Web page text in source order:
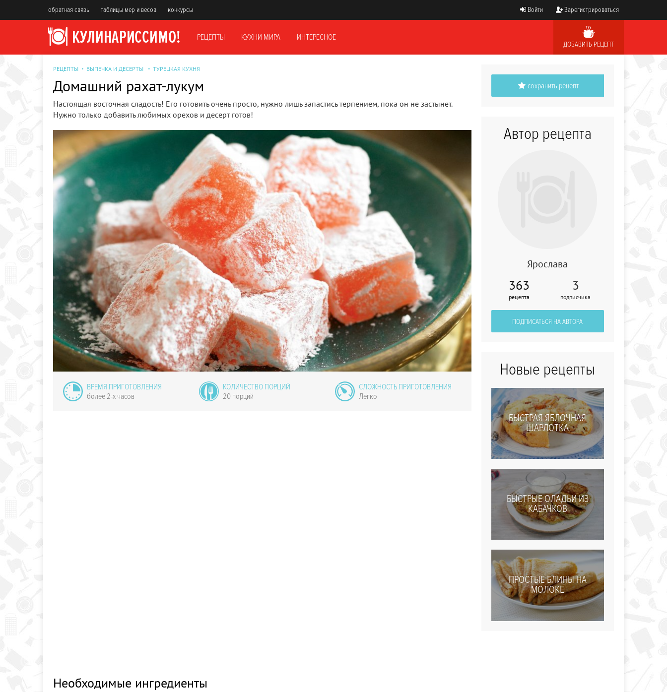
обратная связь таблицы мер и весов конкурсы Войти Зарегистрироваться
РЕЦЕПТЫ КУХНИ МИРА ИНТЕРЕСНОЕ
ДОБАВИТЬ РЕЦЕПТ
РЕЦЕПТЫ ВЫПЕЧКА И ДЕСЕРТЫ ТУРЕЦКАЯ КУХНЯ
Домашний рахат-лукум
Настоящая восточная сладость! Его готовить очень просто, нужно лишь запастись терпением, пока он не застынет.
Нужно только добавить любимых орехов и десерт готов!
Зеленый смузи от
Алессандры
Амбросио
ВРЕМЯ ПРИГОТОВЛЕНИЯ
более 2-х часов
КОЛИЧЕСТВО ПОРЦИЙ
20 порций
СЛОЖНОСТЬ ПРИГОТОВЛЕНИЯ
Легко
Необходимые ингредиенты
сохранить рецепт
Автор рецепта
Ярослава
363
рецепта
3
подписчика
ПОДПИСАТЬСЯ НА АВТОРА
Новые рецепты
БЫСТРАЯ ЯБЛОЧНАЯ
ШАРЛОТКА
БЫСТРЫЕ ОЛАДЬИ ИЗ
КАБАЧКОВ
ПРОСТЫЕ БЛИНЫ НА
МОЛОКЕ